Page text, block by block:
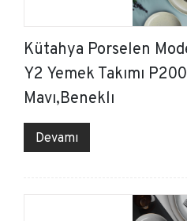
Kütahya Porselen
Y2 Yemek Takımı
Mavı,Beneklı
Devamı